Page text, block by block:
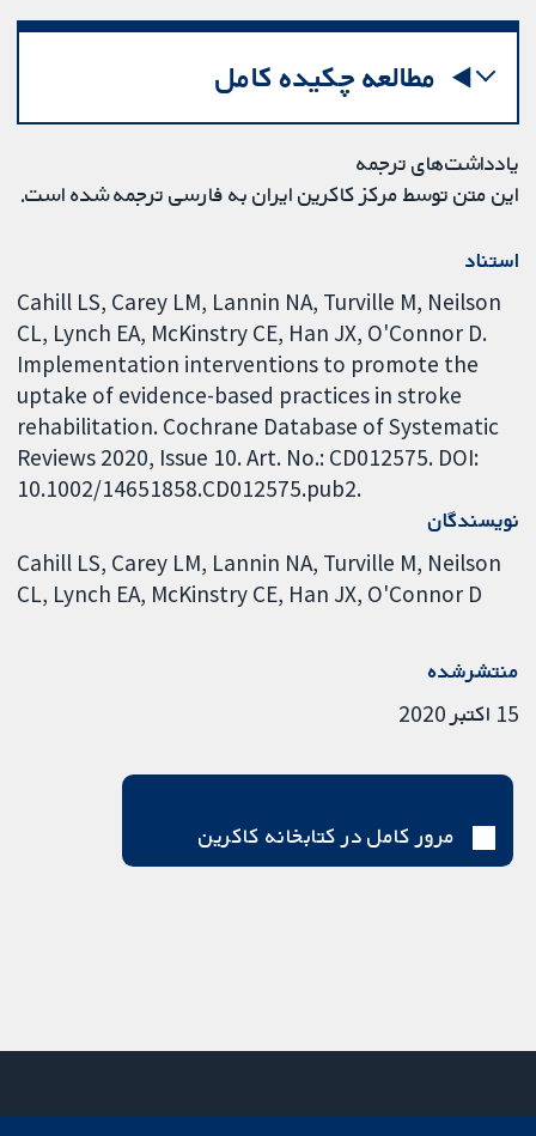
مطالعه چکیده کامل
یادداشت‌های ترجمه
این متن توسط مرکز کاکرین ایران به فارسی ترجمه شده است.
استناد
Cahill LS, Carey LM, Lannin NA, Turville M, Neilson
CL, Lynch EA, McKinstry CE, Han JX, O'Connor D.
Implementation interventions to promote the
uptake of evidence-based practices in stroke
rehabilitation. Cochrane Database of Systematic
Reviews 2020, Issue 10. Art. No.: CD012575. DOI:
10.1002/14651858.CD012575.pub2.
نویسندگان
Cahill LS Carey LM Lannin NA Turville M Neilson
CL Lynch EA McKinstry CE Han JX O'Connor D
منتشرشده
15 اکتبر 2020
مرور کامل در کتابخانه کاکرین